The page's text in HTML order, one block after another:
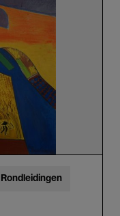
Rondleidingen